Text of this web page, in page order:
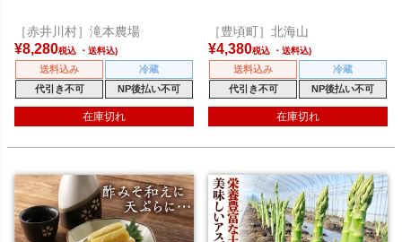
［赤井川村］滝本農場
¥8,280税込
送料込み
冷蔵
代引き不可
NP後払い不可
在庫切れ
［豊頃町］北海山
¥4,380税込
送料込み
冷蔵
代引き不可
NP後払い不可
在庫切れ